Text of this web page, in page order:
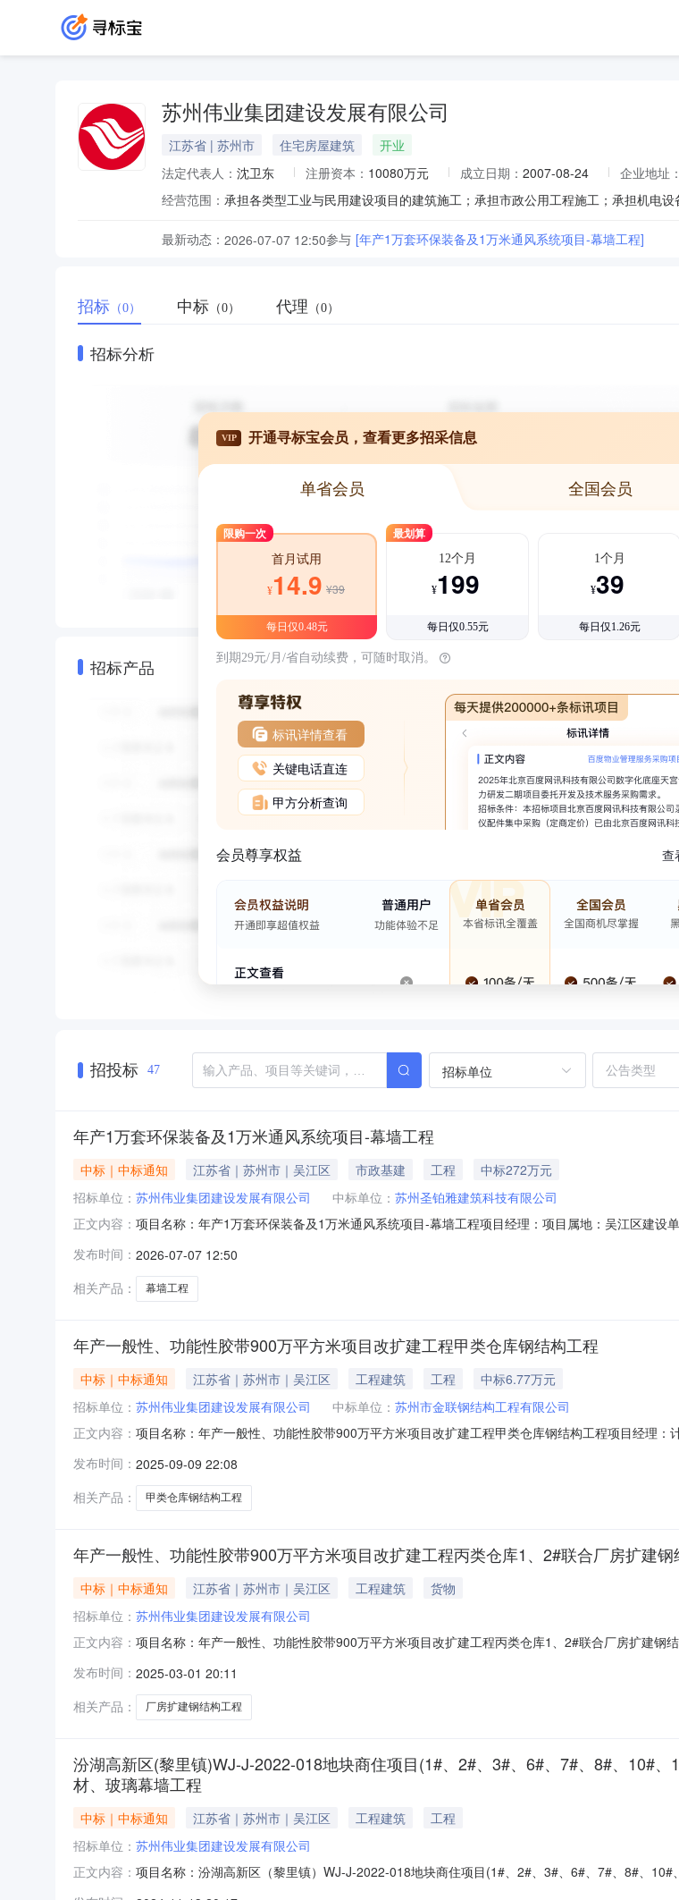
苏州伟业集团建设发展有限公司
江苏省 | 苏州市 住宅房屋建筑
开业
法定代表人： 沈卫东 注册资本： 10080万元 成立日期： 2007-08-24 企业地址：
经营范围：
最新动态： 2026-07-07 12:50参与 [年产1万套环保装备及1万米通风系统项目-幕墙工程]
招标 （0） 中标 （0） 代理 （0）
招标分析
招标产品
VIP 开通寻标宝会员，查看更多招采信息
单省会员 全国会员
限购一次
首月试用
¥14.9 ¥39
每日仅0.48元
最划算
12个月
¥199
每日仅0.55元
1个月
¥39
每日仅1.26元
到期29元/月/省自动续费，可随时取消。
标讯详情查看
关键电话直连
甲方分析查询
会员尊享权益 查
招投标 47 招标单位
年产1万套环保装备及1万米通风系统项目-幕墙工程
中标｜中标通知 江苏省｜苏州市｜吴江区 市政基建 工程
中标272万元
招标单位： 苏州伟业集团建设发展有限公司 中标单位： 苏州圣铂雅建筑科技有限公司
正文内容： 项目名称：年产1万套环保装备及1万米通风系统项目-幕墙工程项目经理：项目属地：吴江区建
同价(元)：2720000.00计划开工时间：2026-05-2000:00:00计划竣工时间：2026-09-2000:00:00
发布时间： 2026-07-07 12:50
相关产品：
幕墙工程
年产一般性、功能性胶带900万平方米项目改扩建工程甲类仓库钢结构工程
中标｜中标通知 江苏省｜苏州市｜吴江区 工程建筑 工程
中标6.77万元
招标单位： 苏州伟业集团建设发展有限公司 中标单位： 苏州市金联钢结构工程有限公司
正文内容： 项目名称：年产一般性、功能性胶带900万平方米项目改扩建工程甲类仓库钢结构工程项目经理
筑面积(平方米)：370.0合同价(元)：67710.00计划开工时间：2025-09-2400:00:00计划竣工时间
发布时间： 2025-09-09 22:08
相关产品：
甲类仓库钢结构工程
年产一般性、功能性胶带900万平方米项目改扩建工程丙类仓库1、2#联合厂房扩建钢
中标｜中标通知 江苏省｜苏州市｜吴江区 工程建筑
货物
招标单位： 苏州伟业集团建设发展有限公司
正文内容： 项目名称：年产一般性、功能性胶带900万平方米项目改扩建工程丙类仓库1、2#联合厂房扩建
区兴瑞路699号建筑面积(平方米)：5417.4合同价(元)：832833.00计划开工时间：2025-03-
发布时间： 2025-03-01 20:11
相关产品：
厂房扩建钢结构工程
汾湖高新区(黎里镇)WJ-J-2022-018地块商住项目(1#、2#、3#、6#、7#、8#、10#
材、玻璃幕墙工程
中标｜中标通知 江苏省｜苏州市｜吴江区 工程建筑
工程
招标单位： 苏州伟业集团建设发展有限公司
正文内容： 项目名称：汾湖高新区（黎里镇）WJ-J-2022-018地块商住项目(1#、2#、3#、6#、7#、8#、